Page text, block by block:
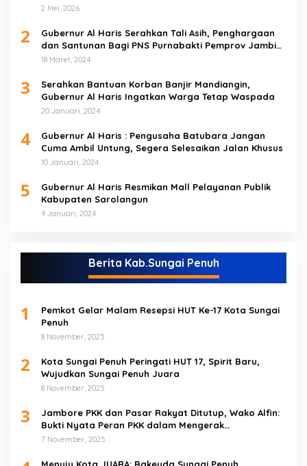
2 Mei, 2026
2
Gubernur Al Haris Serahkan Tali Asih, Penghargaan
dan Santunan Bagi PNS Purnabakti Pemprov Jambi
Yang Berada di Sarolangun
18 Maret, 2024
3
Serahkan Bantuan Korban Banjir Mandiangin,
Gubernur Al Haris Ingatkan Warga Tetap Waspada
20 Januari, 2024
4
Gubernur Al Haris : Pengusaha Batubara Jangan
Cuma Ambil Untung, Segera Selesaikan Jalan Khusus
10 Januari, 2024
5
Gubernur Al Haris Resmikan Mall Pelayanan Publik
Kabupaten Sarolangun
9 Januari, 2024
Berita Kab.Sungai Penuh
1
Pemkot Gelar Malam Resepsi HUT Ke-17 Kota Sungai
Penuh
8 November, 2025
2
Kota Sungai Penuh Peringati HUT 17, Spirit Baru,
Wujudkan Sungai Penuh Juara
8 November, 2025
3
Jambore PKK dan Pasar Rakyat Ditutup, Wako Alfin:
Bukti Nyata Peran PKK dalam Mengerak
Perekonomian Masyarakat
7 November, 2025
Menuju Kota JUARA: Bakeuda Sungai Penuh